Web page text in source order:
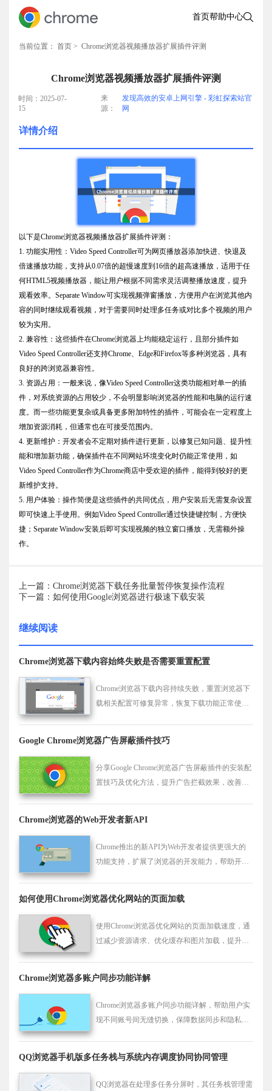
首页帮助中心
当前位置： 首页 > Chrome浏览器视频播放器扩展插件评测
Chrome浏览器视频播放器扩展插件评测
时间：2025-07-
15
来
源：
发现高效的安卓上网引擎 - 彩虹探索站官
网
详情介绍
以下是Chrome浏览器视频播放器扩展插件评测：
1. 功能实用性：Video Speed Controller可为网页播放器添加快进、快退及
倍速播放功能，支持从0.07倍的超慢速度到16倍的超高速播放，适用于任
何HTML5视频播放器，能让用户根据不同需求灵活调整播放速度，提升
观看效率。Separate Window可实现视频弹窗播放，方便用户在浏览其他内
容的同时继续观看视频，对于需要同时处理多任务或对比多个视频的用户
较为实用。
2. 兼容性：这些插件在Chrome浏览器上均能稳定运行，且部分插件如
Video Speed Controller还支持Chrome、Edge和Firefox等多种浏览器，具有
良好的跨浏览器兼容性。
3. 资源占用：一般来说，像Video Speed Controller这类功能相对单一的插
件，对系统资源的占用较少，不会明显影响浏览器的性能和电脑的运行速
度。而一些功能更复杂或具备更多附加特性的插件，可能会在一定程度上
增加资源消耗，但通常也在可接受范围内。
4. 更新维护：开发者会不定期对插件进行更新，以修复已知问题、提升性
能和增加新功能，确保插件在不同网站环境变化时仍能正常使用，如
Video Speed Controller作为Chrome商店中受欢迎的插件，能得到较好的更
新维护支持。
5. 用户体验：操作简便是这些插件的共同优点，用户安装后无需复杂设置
即可快速上手使用。例如Video Speed Controller通过快捷键控制，方便快
捷；Separate Window安装后即可实现视频的独立窗口播放，无需额外操
作。
上一篇：Chrome浏览器下载任务批量暂停恢复操作流程
下一篇：如何使用Google浏览器进行极速下载安装
继续阅读
Chrome浏览器下载内容始终失败是否需要重置配置
Chrome浏览器下载内容持续失败，重置浏览器下
载相关配置可修复异常，恢复下载功能正常使
Google Chrome浏览器广告屏蔽插件技巧
分享Google Chrome浏览器广告屏蔽插件的安装配
置技巧及优化方法，提升广告拦截效果，改善浏
Chrome浏览器的Web开发者新API
Chrome推出的新API为Web开发者提供更强大的
功能支持，扩展了浏览器的开发能力，帮助开发
如何使用Chrome浏览器优化网站的页面加载
使用Chrome浏览器优化网站的页面加载速度，通
过减少资源请求、优化缓存和图片加载，提升网
Chrome浏览器多账户同步功能详解
Chrome浏览器多账户同步功能详解，帮助用户实
现不同账号间无缝切换，保障数据同步和隐私安
QQ浏览器手机版多任务栈与系统内存调度协同协同管理
QQ浏览器在处理多任务分屏时，其任务栈管理需